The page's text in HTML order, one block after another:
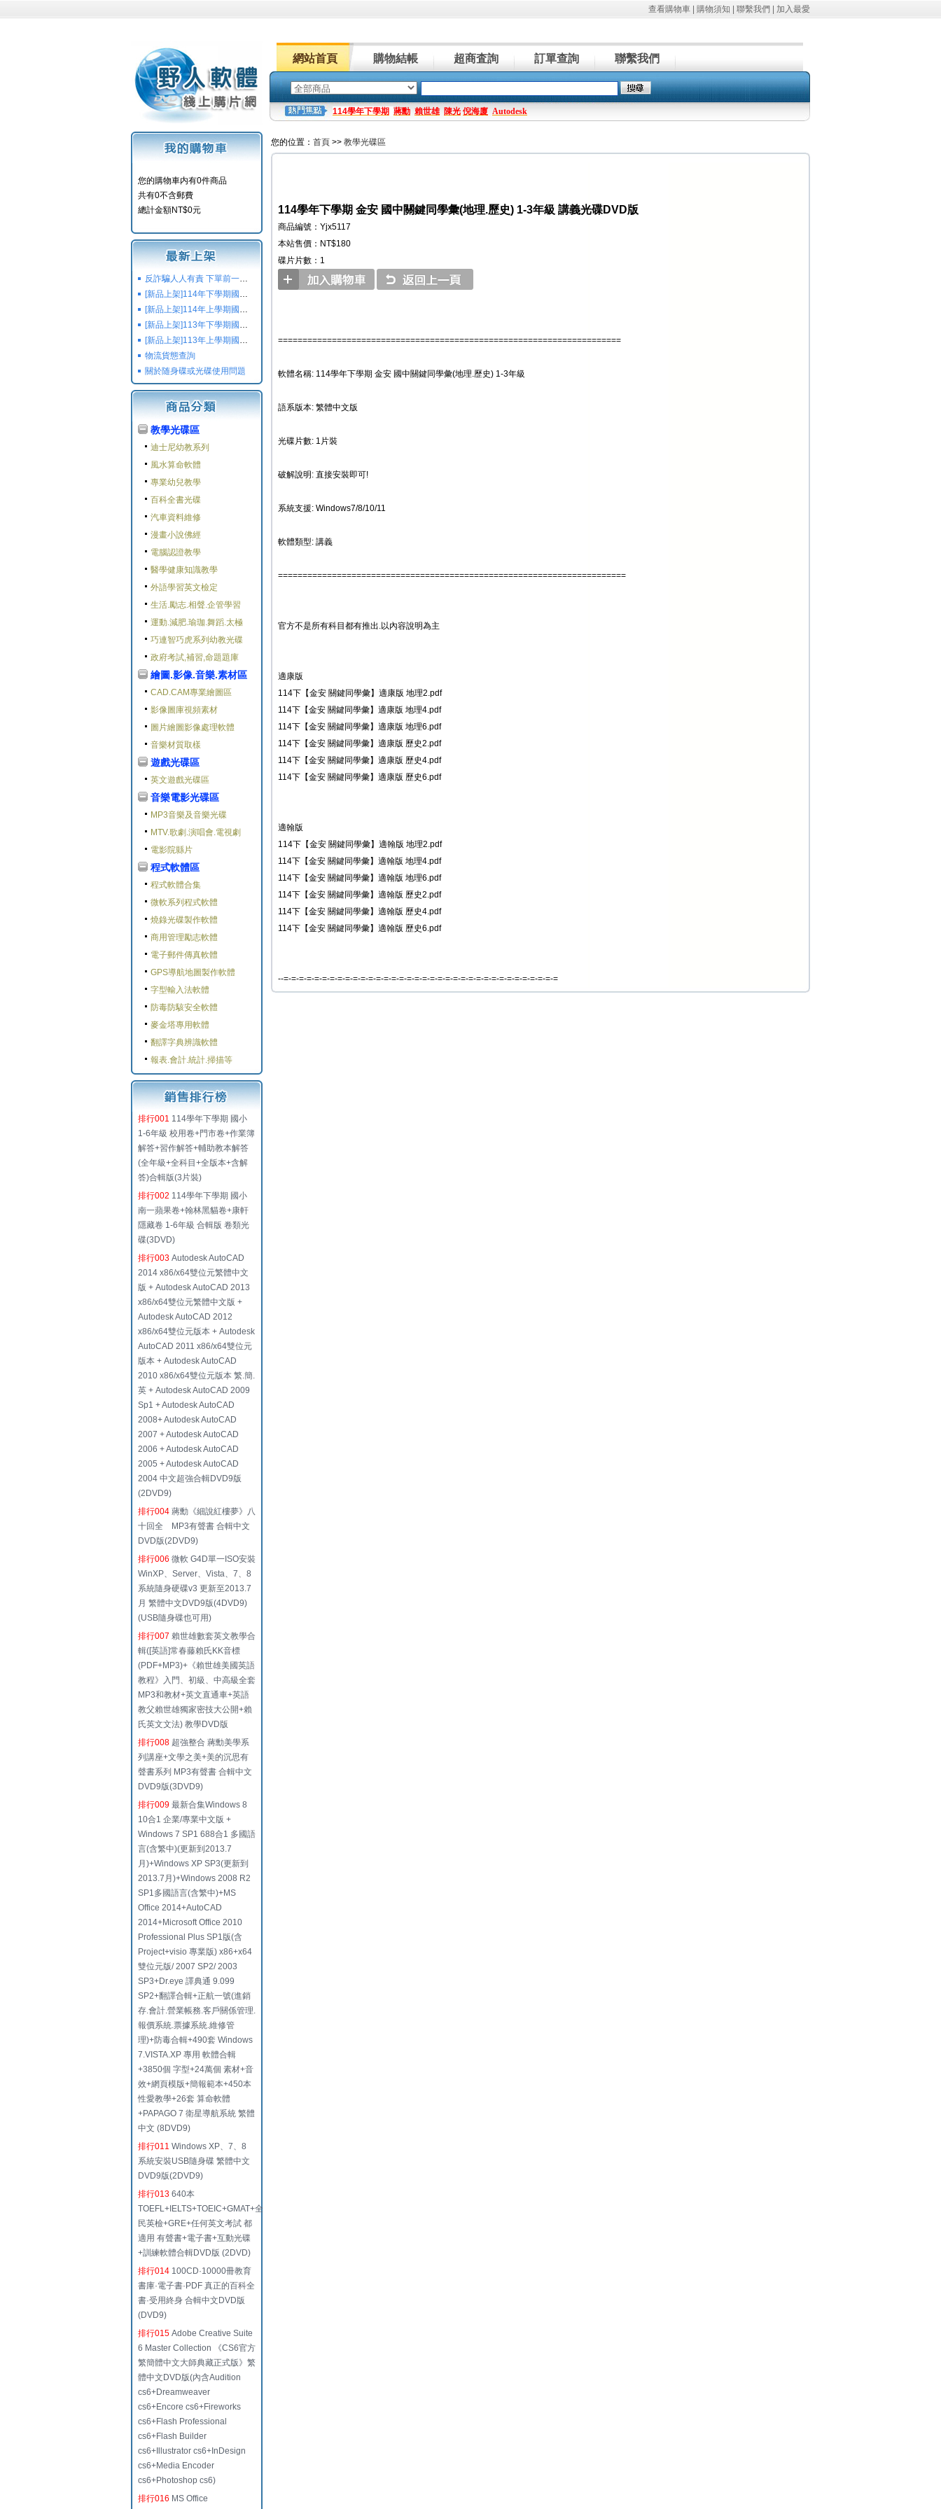
查看購物車 購物須知 聯繫我們 加入最愛
網站首頁 購物結帳 超商査詢 訂單查詢 聯繫我們
114學年下學期 蔣勳 賴世雄 陳光 倪海廈 Autodesk
您的購物車内有0件商品
共有0不含郵費
總計金額NT$0元
反詐騙人人有責 下單前一定要注意
[新品上架]114年下學期國小國中高中命題光碟,校用卷,習作
[新品上架]114年上學期國小國中高中命題光碟,校用卷,習作
[新品上架]113年下學期國小國中高中命題光碟,校用卷,習作
[新品上架]113年上學期國小國中高中命題光碟,校用卷,習作
物流貨態查詢
關於随身碟或光碟使用問題
教學光碟區
迪士尼幼教系列
風水算命軟體
專業幼兒教學
百科全書光碟
汽車資料維修
漫畫小說佛經
電腦認證教學
醫學健康知識教學
外語學習英文檢定
生活.勵志.相聲.企管學習
運動.減肥.瑜珈.舞蹈.太極
巧連智巧虎系列幼教光碟
政府考試,補習,命題題庫
繪圖.影像.音樂.素材區
CAD.CAM專業繪圖區
影像圖庫視頻素材
圖片繪圖影像處理軟體
音樂材質取樣
遊戲光碟區
英文遊戲光碟區
音樂電影光碟區
MP3音樂及音樂光碟
MTV.歌劇.演唱會.電視劇
電影院縣片
程式軟體區
程式軟體合集
微軟系列程式軟體
燒錄光碟製作軟體
商用管理勵志軟體
電子郵件傳真軟體
GPS導航地圖製作軟體
字型輸入法軟體
防毒防駭安全軟體
麥金塔專用軟體
翻譯字典辨識軟體
報表.會計.統計.掃描等
排行001 114學年下學期 國小
1-6年級 校用卷+門市卷+作業簿
解答+習作解答+輔助教本解答
(全年級+全科目+全版本+含解
答)合輯版(3片裝)
排行002 114學年下學期 國小
南一蘋果卷+翰林黑貓卷+康軒
隱藏卷 1-6年級 合輯版 卷類光
碟(3DVD)
排行003 Autodesk AutoCAD
2014 x86/x64雙位元繁體中文
版 + Autodesk AutoCAD 2013
x86/x64雙位元繁體中文版 +
Autodesk AutoCAD 2012
x86/x64雙位元版本 + Autodesk
AutoCAD 2011 x86/x64雙位元
版本 + Autodesk AutoCAD
2010 x86/x64雙位元版本 繁.簡.
英 + Autodesk AutoCAD 2009
Sp1 + Autodesk AutoCAD
2008+ Autodesk AutoCAD
2007 + Autodesk AutoCAD
2006 + Autodesk AutoCAD
2005 + Autodesk AutoCAD
2004 中文超強合輯DVD9版
(2DVD9)
排行004 蔣勳《細說紅樓夢》八
十回全 MP3有聲書 合輯中文
DVD版(2DVD9)
排行006 微軟 G4D單一ISO安裝
WinXP、Server、Vista、7、8
系統隨身硬碟v3 更新至2013.7
月 繁體中文DVD9版(4DVD9)
(USB隨身碟也可用)
排行007 賴世雄數套英文教學合
輯([英語]常春藤賴氏KK音標
(PDF+MP3)+《賴世雄美國英語
教程》入門、初級、中高級全套
MP3和教材+英文直通車+英語
教父賴世雄獨家密技大公開+賴
氏英文文法) 教學DVD版
排行008 超強整合 蔣勳美學系
列講座+文學之美+美的沉思有
聲書系列 MP3有聲書 合輯中文
DVD9版(3DVD9)
排行009 最新合集Windows 8
10合1 企業/專業中文版 +
Windows 7 SP1 688合1 多國語
言(含繁中)(更新到2013.7
月)+Windows XP SP3(更新到
2013.7月)+Windows 2008 R2
SP1多國語言(含繁中)+MS
Office 2014+AutoCAD
2014+Microsoft Office 2010
Professional Plus SP1版(含
Project+visio 專業版) x86+x64
雙位元版/ 2007 SP2/ 2003
SP3+Dr.eye 譯典通 9.099
SP2+翻譯合輯+正航一號(進銷
存.會計.營業帳務.客戶關係管理.
報價系統.票據系統.維修管
理)+防毒合輯+490套 Windows
7.VISTA.XP 專用 軟體合輯
+3850個 字型+24萬個 素材+音
效+網頁模版+簡報範本+450本
性愛教學+26套 算命軟體
+PAPAGO 7 衛星導航系統 繁體
中文 (8DVD9)
排行011 Windows XP、7、8
系統安裝USB隨身碟 繁體中文
DVD9版(2DVD9)
排行013 640本
TOEFL+IELTS+TOEIC+GMAT+全
民英檢+GRE+任何英文考試 都
適用 有聲書+電子書+互動光碟
+訓練軟體合輯DVD版 (2DVD)
排行014 100CD·10000冊教育
書庫·電子書·PDF 真正的百科全
書·受用終身 合輯中文DVD版
(DVD9)
排行015 Adobe Creative Suite
6 Master Collection 《CS6官方
繁簡體中文大師典藏正式版》繁
體中文DVD版(內含Audition
cs6+Dreamweaver
cs6+Encore cs6+Fireworks
cs6+Flash Professional
cs6+Flash Builder
cs6+Illustrator cs6+InDesign
cs6+Media Encoder
cs6+Photoshop cs6)
排行016 MS Office
您的位置： 首頁 >> 教學光碟區
114學年下學期 金安 國中關鍵同學彙(地理.歷史) 1-3年級 講義光碟DVD版
商品編號：Yjx5117
本站售價：NT$180
碟片片數：1
======================================================================
軟體名稱: 114學年下學期 金安 國中關鍵同學彙(地理.歷史) 1-3年級
語系版本: 繁體中文版
光碟片數: 1片裝
破解說明: 直接安裝即可!
系統支援: Windows7/8/10/11
軟體類型: 講義
=======================================================================
官方不是所有科目都有推出.以內容說明為主
適康版
114下【金安 關鍵同學彙】適康版 地理2.pdf
114下【金安 關鍵同學彙】適康版 地理4.pdf
114下【金安 關鍵同學彙】適康版 地理6.pdf
114下【金安 關鍵同學彙】適康版 歷史2.pdf
114下【金安 關鍵同學彙】適康版 歷史4.pdf
114下【金安 關鍵同學彙】適康版 歷史6.pdf
適翰版
114下【金安 關鍵同學彙】適翰版 地理2.pdf
114下【金安 關鍵同學彙】適翰版 地理4.pdf
114下【金安 關鍵同學彙】適翰版 地理6.pdf
114下【金安 關鍵同學彙】適翰版 歷史2.pdf
114下【金安 關鍵同學彙】適翰版 歷史4.pdf
114下【金安 關鍵同學彙】適翰版 歷史6.pdf
--=-=-=-=-=-=-=-=-=-=-=-=-=-=-=-=-=-=-=-=-=-=-=-=-=-=-=-=-=-=-=-=-=-=-=-=